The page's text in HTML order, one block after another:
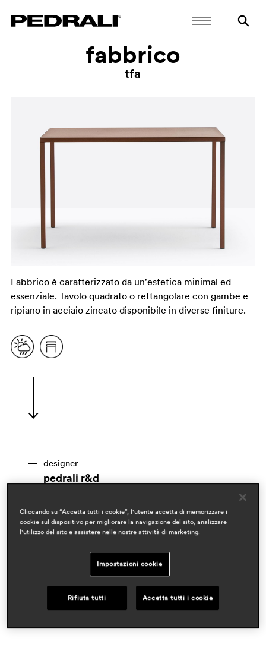
fabbrico
tfa
Fabbrico è caratterizzato da un'estetica minimal ed
essenziale. Tavolo quadrato o rettangolare con gambe e
ripiano in acciaio zincato disponibile in diverse finiture.
designer
pedrali r&d
hospitality
outdoor
rassegna stampa
design lifestyle
sept 2018, italy
Cliccando su “Accetta tutti i cookie”, l'utente accetta di memorizzare i
cookie sul dispositivo per migliorare la navigazione del sito, analizzare
l'utilizzo del sito e assistere nelle nostre attività di marketing.
Impostazioni cookie
Rifiuta tutti Accetta tutti i cookie